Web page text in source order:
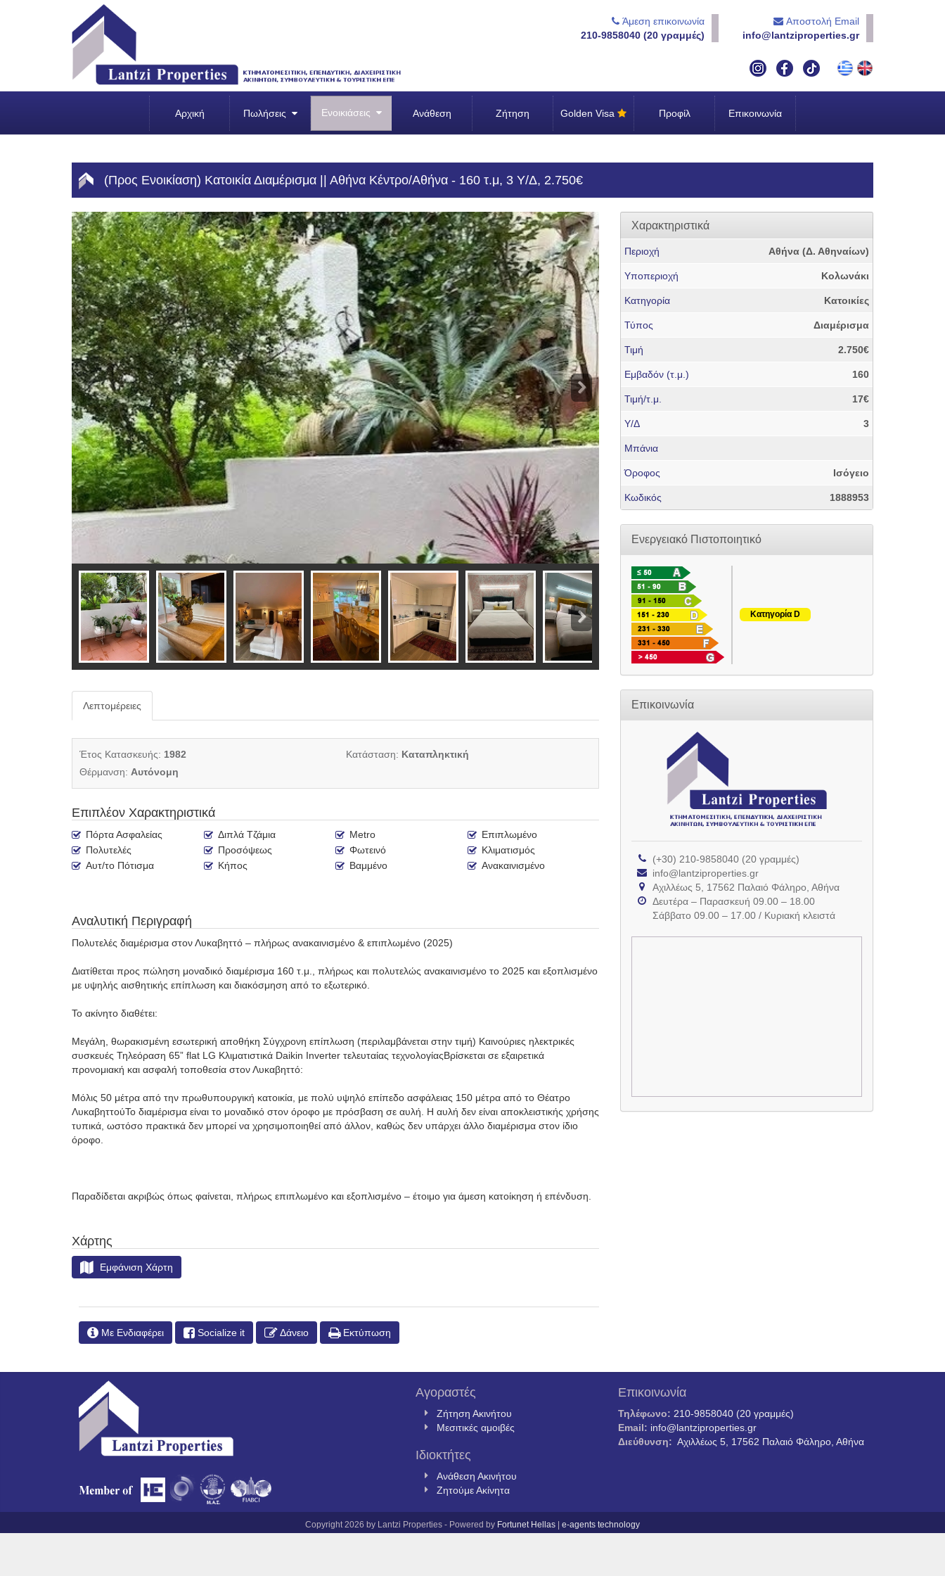
Άμεση επικοινωνία
210-9858040 (20 γραμμές)
Αποστολή Email
info@lantziproperties.gr
Αρχική Πωλήσεις Ενοικιάσεις Ανάθεση Ζήτηση Golden Visa Προφίλ Επικοινωνία
(Προς Ενοικίαση) Κατοικία Διαμέρισμα || Αθήνα Κέντρο/Αθήνα - 160 τ.μ, 3 Υ/Δ, 2.750€
Λεπτομέρειες
Έτος Κατασκευής: 1982 Κατάσταση: Καταπληκτική
Θέρμανση: Αυτόνομη
Επιπλέον Χαρακτηριστικά
Πόρτα Ασφαλείας Διπλά Τζάμια Metro
Επιπλωμένο
Πολυτελές
Προσόψεως Φωτεινό
Κλιματισμός
Αυτ/το Πότισμα
Κήπος Βαμμένο Ανακαινισμένο
Αναλυτική Περιγραφή
Πολυτελές διαμέρισμα στον Λυκαβηττό – πλήρως ανακαινισμένο & επιπλωμένο (2025)
Διατίθεται προς πώληση μοναδικό διαμέρισμα 160 τ.μ., πλήρως και πολυτελώς ανακαινισμένο το 2025 και εξοπλισμένο
με υψηλής αισθητικής επίπλωση και διακόσμηση από το εξωτερικό.
Το ακίνητο διαθέτει:
Μεγάλη, θωρακισμένη εσωτερική αποθήκη Σύγχρονη επίπλωση (περιλαμβάνεται στην τιμή) Καινούριες ηλεκτρικές
συσκευές Τηλεόραση 65” flat LG Κλιματιστικά Daikin Inverter τελευταίας τεχνολογίαςΒρίσκεται σε εξαιρετικά
προνομιακή και ασφαλή τοποθεσία στον Λυκαβηττό:
Μόλις 50 μέτρα από την πρωθυπουργική κατοικία, με πολύ υψηλό επίπεδο ασφάλειας 150 μέτρα από το Θέατρο
ΛυκαβηττούΤο διαμέρισμα είναι το μοναδικό στον όροφο με πρόσβαση σε αυλή. Η αυλή δεν είναι αποκλειστικής χρήσης
τυπικά, ωστόσο πρακτικά δεν μπορεί να χρησιμοποιηθεί από άλλον, καθώς δεν υπάρχει άλλο διαμέρισμα στον ίδιο
όροφο.
Παραδίδεται ακριβώς όπως φαίνεται, πλήρως επιπλωμένο και εξοπλισμένο – έτοιμο για άμεση κατοίκηση ή επένδυση.
Χάρτης
Εμφάνιση Χάρτη
Με Ενδιαφέρει Socialize it Δάνειο Εκτύπωση
Χαρακτηριστικά
Περιοχή Αθήνα (Δ. Αθηναίων)
Υποπεριοχή Κολωνάκι
Κατηγορία Κατοικίες
Τύπος Διαμέρισμα
Τιμή 2.750€
Εμβαδόν (τ.μ.) 160
Τιμή/τ.μ. 17€
Υ/Δ 3
Μπάνια
Όροφος Ισόγειο
Κωδικός 1888953
Ενεργειακό Πιστοποιητικό
Κατηγορία D
Επικοινωνία
(+30) 210-9858040 (20 γραμμές)
info@lantziproperties.gr
Αχιλλέως 5, 17562 Παλαιό Φάληρο, Αθήνα
Δευτέρα – Παρασκευή 09.00 – 18.00
Σάββατο 09.00 – 17.00 / Κυριακή κλειστά
Αγοραστές
Ζήτηση Ακινήτου
Μεσιτικές αμοιβές
Ιδιοκτήτες
Ανάθεση Ακινήτου
Ζητούμε Ακίνητα
Επικοινωνία
Τηλέφωνο: 210-9858040 (20 γραμμές)
Email: info@lantziproperties.gr
Διεύθυνση: Αχιλλέως 5, 17562 Παλαιό Φάληρο, Αθήνα
Copyright 2026 by Lantzi Properties - Powered by Fortunet Hellas | e-agents technology